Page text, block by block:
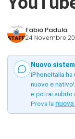
Fabio Padula
24 Novembre
Nuovo
iPhoneItalia
nuovo e
e potrai subito
Prova la